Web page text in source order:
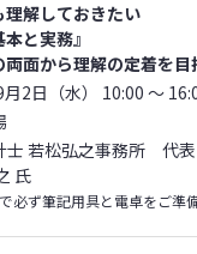
解しておきたい
と実務』
面から理解の定着を目
2日（水） 10:00 ～
士 若松弘之事務所 代
氏
必ず筆記用具と電卓をご準